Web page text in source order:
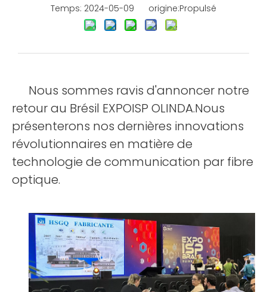
Temps: 2024-05-09 origine:Propulsé
Nous sommes ravis d'annoncer notre
retour au Brésil EXPOISP OLINDA.Nous
présenterons nos dernières innovations
révolutionnaires en matière de
technologie de communication par fibre
optique.